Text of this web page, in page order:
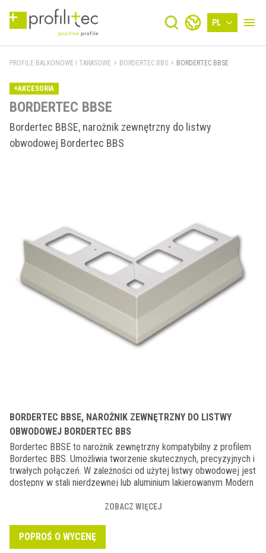
PL
PROFILE BALKONOWE I TARASOWE > BORDERTEC BBS > BORDERTEC BBSE
+AKCESORIA
BORDERTEC BBSE
Bordertec BBSE, narożnik zewnętrzny do listwy
obwodowej Bordertec BBS
BORDERTEC BBSE, NAROŻNIK ZEWNĘTRZNY DO LISTWY
OBWODOWEJ BORDERTEC BBS
Bordertec BBSE to narożnik zewnętrzny kompatybilny z profilem
Bordertec BBS. Umożliwia tworzenie skutecznych, precyzyjnych i
trwałych połączeń. W zależności od użytej listwy obwodowej jest
dostępny w stali nierdzewnej lub aluminium lakierowanym Modern
ZOBACZ WIĘCEJ
POPROŚ O WYCENĘ